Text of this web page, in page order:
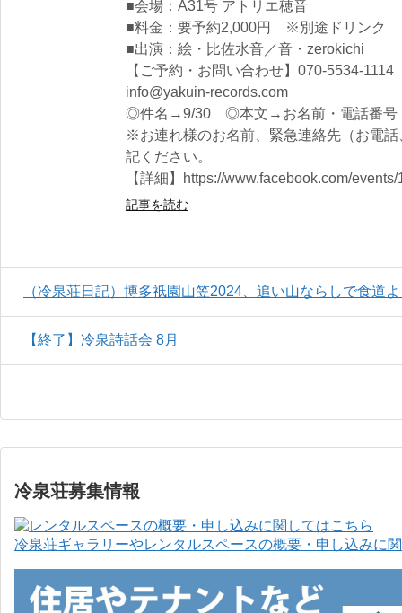
■会場：A31号 アトリエ穂音
■料金：要予約2,000円 ※別途ドリンク
■出演：絵・比佐水音／音・zerokichi
【ご予約・お問い合わせ】070-5534-1114
info@yakuin-records.com
◎件名→9/30 ◎本文→お名前・電話番号
※お連れ様のお名前、緊急連絡先（お電
記ください。
【詳細】https://www.facebook.com/
記事を読む
（冷泉荘日記）博多祇園山笠2024、追い山ならしで食道
【終了】冷泉詩話会 8月
冷泉荘募集情報
冷泉荘ギャラリーやレンタルスペースの概要・申し込みに